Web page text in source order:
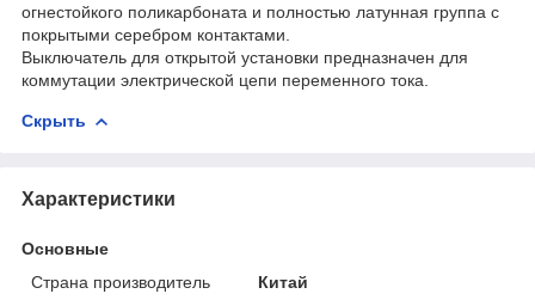
огнестойкого поликарбоната и полностью латунная группа с
покрытыми серебром контактами.
Выключатель для открытой установки предназначен для
коммутации электрической цепи переменного тока.
Скрыть
Характеристики
Основные
Страна производитель
Китай